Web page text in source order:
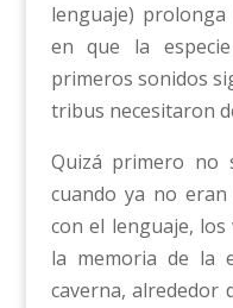
lenguaje)
en que la
primeros sonidos
tribus necesitaron
Quizá primero no
cuando ya no eran
con el lenguaje,
la memoria de la
caverna, alrededor